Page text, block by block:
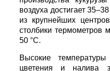
Экстремальная
Власти страны
потерях урожая
сообщаетWorld of NAN